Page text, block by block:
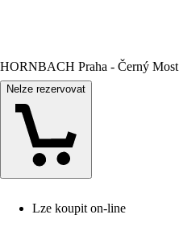
HORNBACH Praha - Černý Most
Nelze rezervovat
Lze koupit on-line